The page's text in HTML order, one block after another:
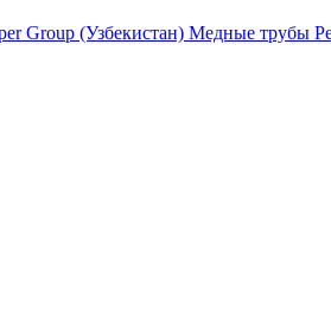
Group (Узбекистан) Медные трубы